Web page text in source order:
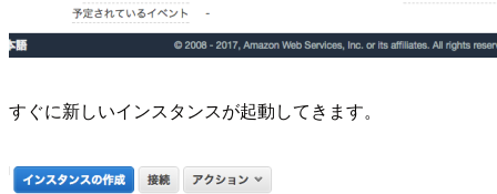
すぐに新しいインスタンスが起動してきます。